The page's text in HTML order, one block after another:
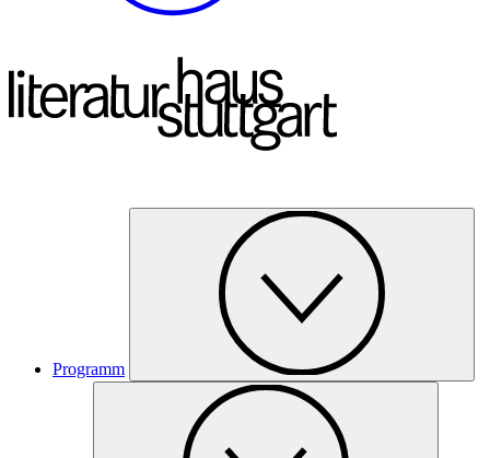
Programm